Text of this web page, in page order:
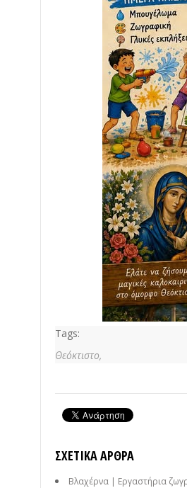
Tags:
Θεόκτιστο,
ΣΧΕΤΙΚΆ ΆΡΘΡΑ
Βλαχέρνα | Εργαστήρια